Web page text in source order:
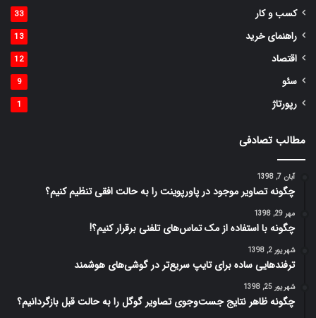
کسب و کار 33
راهنمای خرید 13
اقتصاد 12
سئو 9
رپورتاژ 1
مطالب تصادفی
آبان 7, 1398
چگونه تصاویر موجود در پاورپوینت را به حالت افقی تنظیم کنیم؟
مهر 29, 1398
چگونه با استفاده از مک تماس‌های تلفنی برقرار کنیم؟!
شهریور 2, 1398
ترفندهایی ساده برای تایپ سریع‌تر در گوشی‌های هوشمند
شهریور 25, 1398
چگونه ظاهر نتایج جست‌وجوی تصاویر گوگل را به حالت قبل بازگردانیم؟